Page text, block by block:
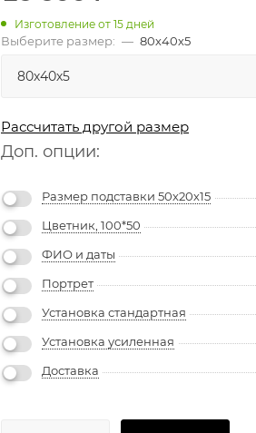
Изготовление от 15 дней
Выберите размер: — 80х40х5
Рассчитать другой размер
Доп. опции:
Размер подставки 50х20х15
Цветник, 100*50
ФИО и даты
Портрет
Установка стандартная
Установка усиленная
Доставка